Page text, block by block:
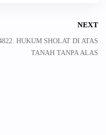
NEXT
HUKUM SHOLAT DI ATAS
TANAH TANPA ALAS